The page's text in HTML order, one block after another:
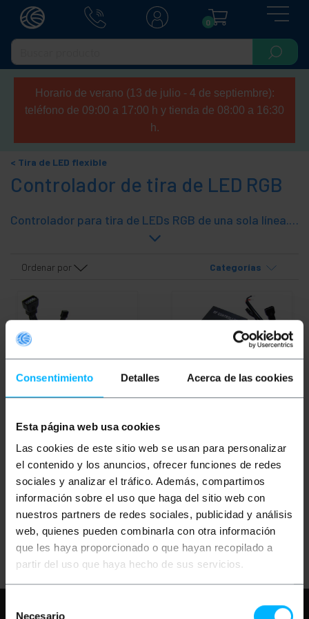
Consentimiento Detalles Acerca de las cookies
Esta página web usa cookies
Las cookies de este sitio web se usan para personalizar
el contenido y los anuncios, ofrecer funciones de redes
sociales y analizar el tráfico. Además, compartimos
información sobre el uso que haga del sitio web con
nuestros partners de redes sociales, publicidad y análisis
web, quienes pueden combinarla con otra información
que les haya proporcionado o que hayan recopilado a
partir del uso que haya hecho de sus servicios.
Necesario
0
Horario de verano (13 de julio - 4 de septiembre):
teléfono de 09:00 a 17:00 h y tienda de 08:00 a 16:30
h.
Tira de LED flexible
Controlador de tira de LED RGB
Controlador para tira de LEDs RGB de una sola línea. El controlador RGB permite configurar varios parámetros: el color, la intensidad lumínica, los cambios de programación, etc. Se suelen suministrar con un mando a distancia por infrarrojos (IR) que dispone de algunos colores predefinidos y funciones predefinidas. Se conecta entre la fuente de alimentación y la tira de LEDs.
Ordenar por Categorías
BEMATIK Controlador
para tira de LEDs RGB
de 18A con control
remoto IR (A)
PVP
10,70€
2,68€
2,68€ IVA inc.
PVD
9,40 €
2,35€
Entrega inmediata VF084
Cantidad
para tira de LEDs RGB
de 18A con control
remoto IR (B)
PVP
7,49€
2,62€
2,62 € IVA inc.
PVD
6,58€
2,30€
Entrega inmediata REF:
Cantidad